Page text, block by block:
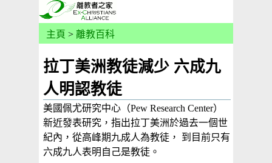
主頁 > 離教百科
拉丁美洲教徒減少 六成九
人明認教徒
美國佩尤研究中心（Pew Research Center）
新近發表研究，指出拉丁美洲於過去一個世
紀內，從高峰期九成人為教徒， 到目前只有
六成九人表明自己是教徒。